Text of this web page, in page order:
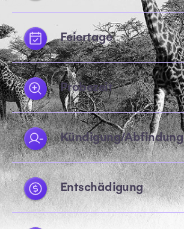
Feiertage
Probezeit
Kündigung/Abfindung
Entschädigung